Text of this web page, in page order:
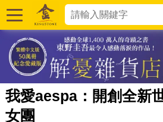
我愛aespa：開創全新
女團